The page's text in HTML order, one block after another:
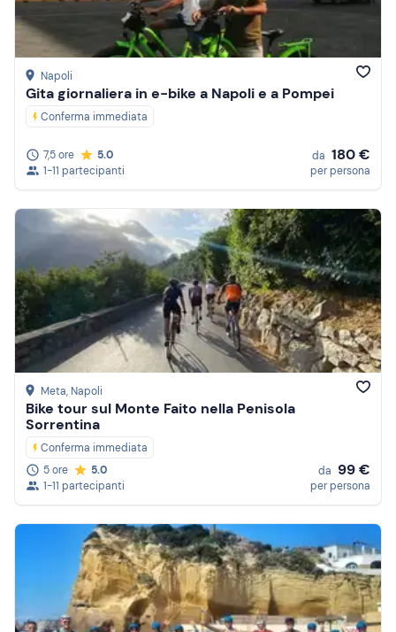
Napoli
Gita giornaliera in e-bike a Napoli e a Pompei
Conferma immediata
7,5 ore
5.0
1-11 partecipanti
da 180 €
per persona
Meta, Napoli
Bike tour sul Monte Faito nella Penisola
Sorrentina
Conferma immediata
5 ore
5.0
1-11 partecipanti
da 99 €
per persona